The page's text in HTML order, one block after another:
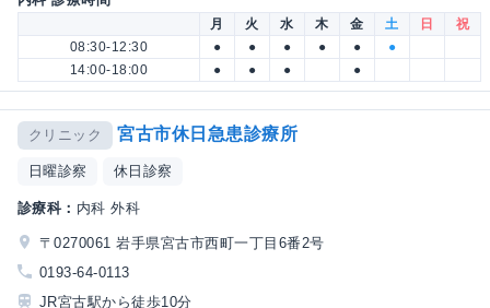
月 火 水 木 金 土 日
祝
08:30-12:30
● ● ● ● ●
●
14:00-18:00
● ● ● ●
クリニック 宮古市休日急患診療所
日曜診察 休日診察
診療科： 内科 外科
〒0270061 岩手県宮古市西町一丁目6番2号
0193-64-0113
JR宮古駅から徒歩10分